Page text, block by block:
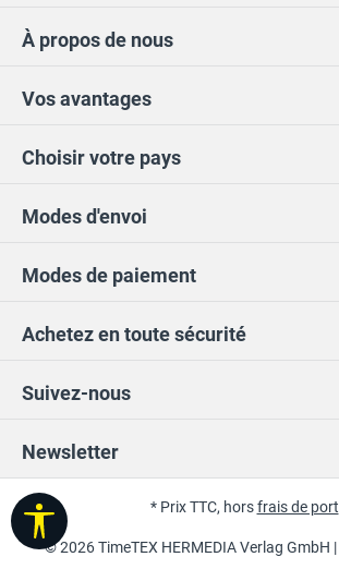
Suivez-nous
Vos avantages
Choisir votre pays
Achetez en toute sécurité
À propos de nous
Newsletter
Modes de paiement
Modes d'envoi
© 2026 TimeTEX HERMEDIA Verlag GmbH |
* Prix TTC, horsfrais de port
Afficher la barre d'outils